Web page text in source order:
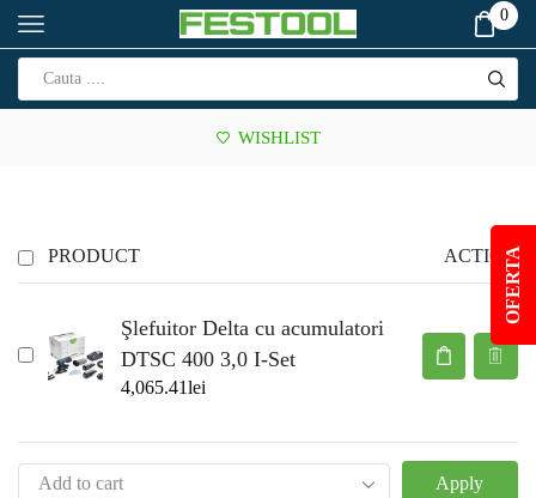
0
WISHLIST
PRODUCT ACTION
Şlefuitor Delta cu acumulatori
DTSC 400 3,0 I-Set
4,065.41lei
Apply
OFERTA